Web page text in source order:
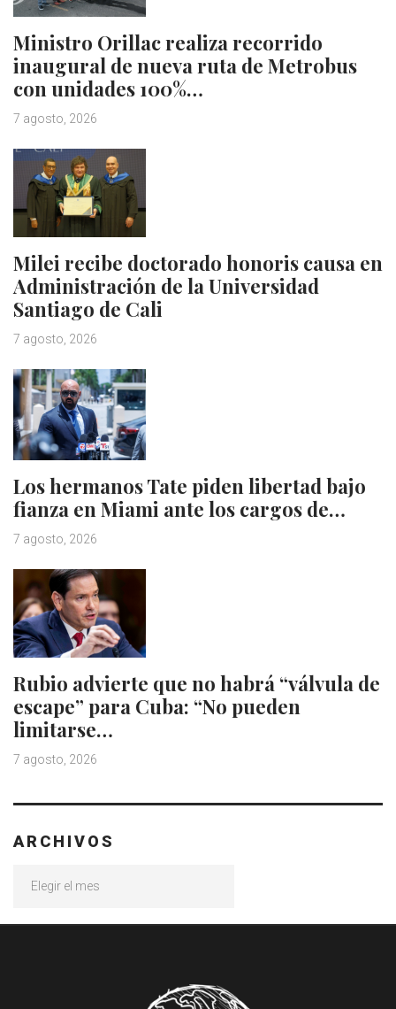
Ministro Orillac realiza recorrido
inaugural de nueva ruta de Metrobus
con unidades 100%…
7 agosto, 2026
Milei recibe doctorado honoris causa en
Administración de la Universidad
Santiago de Cali
7 agosto, 2026
Los hermanos Tate piden libertad bajo
fianza en Miami ante los cargos de…
7 agosto, 2026
Rubio advierte que no habrá “válvula de
escape” para Cuba: “No pueden
limitarse…
7 agosto, 2026
ARCHIVOS